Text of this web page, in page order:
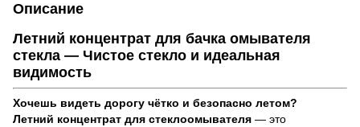
Описание
Летний концентрат для бачка омывателя
стекла — Чистое стекло и идеальная
видимость
Хочешь видеть дорогу чётко и безопасно летом?
Летний концентрат для стеклоомывателя — это